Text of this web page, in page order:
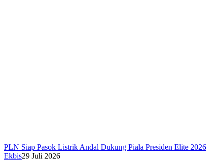
PLN Siap Pasok Listrik Andal Dukung Piala Presiden Elite 2026
Ekbis29 Juli 2026